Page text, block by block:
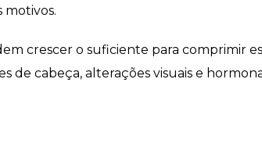
motivos.
crescer o suficiente para comprimir
de cabeça, alterações visuais e